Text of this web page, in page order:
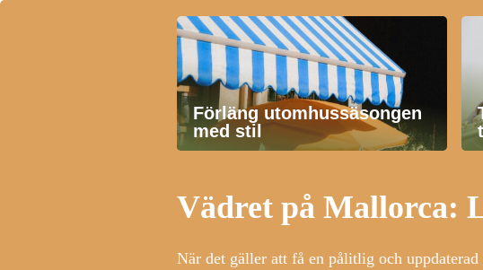
Förläng utomhussäsongen
med stil
Vädret på Mallorca:
När det gäller att få en pålitlig och